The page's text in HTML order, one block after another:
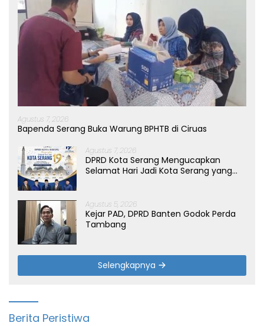
Agustus 7, 2026
Bapenda Serang Buka Warung BPHTB di Ciruas
Agustus 7, 2026
DPRD Kota Serang Mengucapkan
Selamat Hari Jadi Kota Serang yang
Agustus 5, 2026
Kejar PAD, DPRD Banten Godok Perda
Tambang
Selengkapnya
Berita Peristiwa